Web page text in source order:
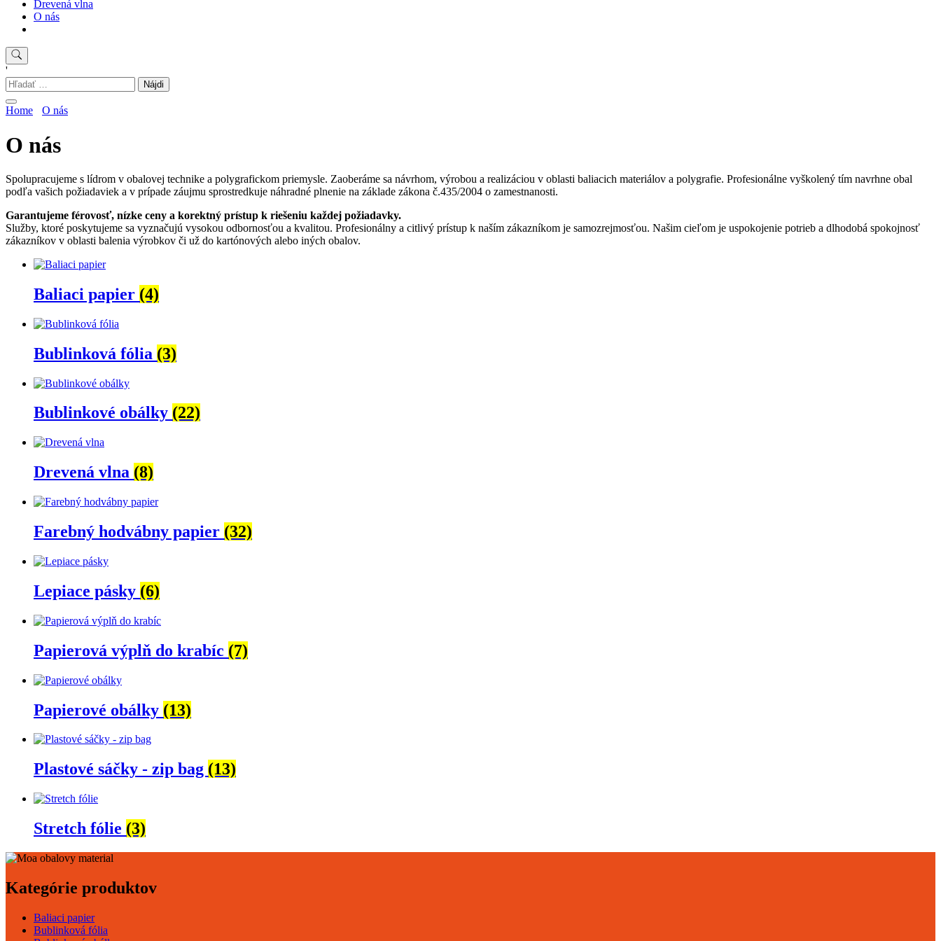
Drevená vlna
O nás
'
Hľadať:
Home O nás
O nás
Spolupracujeme s lídrom v obalovej technike a polygrafickom priemysle. Zaoberáme sa návrhom, výrobou a realizáciou v oblasti baliacich materiálov a polygrafie. Profesionálne vyškolený tím navrhne obal
podľa vašich požiadaviek a v prípade záujmu sprostredkuje náhradné plnenie na základe zákona č.435/2004 o zamestnanosti.
Garantujeme férovosť, nízke ceny a korektný prístup k riešeniu každej požiadavky.
Služby, ktoré poskytujeme sa vyznačujú vysokou odbornosťou a kvalitou. Profesionálny a citlivý prístup k naším zákazníkom je samozrejmosťou. Našim cieľom je uspokojenie potrieb a dlhodobá spokojnosť
zákazníkov v oblasti balenia výrobkov či už do kartónových alebo iných obalov.
Baliaci papier (4)
Bublinková fólia (3)
Bublinkové obálky (22)
Drevená vlna (8)
Farebný hodvábny papier (32)
Lepiace pásky (6)
Papierová výplň do krabíc (7)
Papierové obálky (13)
Plastové sáčky - zip bag (13)
Stretch fólie (3)
Kategórie produktov
Baliaci papier
Bublinková fólia